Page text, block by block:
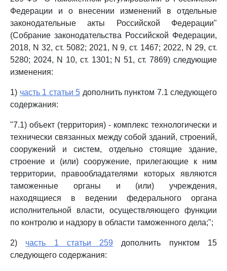
Федерации и о внесении изменений в отдельные
законодательные акты Российской Федерации"
(Собрание законодательства Российской Федерации,
2018, N 32, ст. 5082; 2021, N 9, ст. 1467; 2022, N 29, ст.
5280; 2024, N 10, ст. 1301; N 51, ст. 7869) следующие
изменения:
1) часть 1 статьи 5 дополнить пунктом 7.1 следующего
содержания:
"7.1) объект (территория) - комплекс технологически и
технически связанных между собой зданий, строений,
сооружений и систем, отдельно стоящие здание,
строение и (или) сооружение, прилегающие к ним
территории, правообладателями которых являются
таможенные органы и (или) учреждения,
находящиеся в ведении федерального органа
исполнительной власти, осуществляющего функции
по контролю и надзору в области таможенного дела;";
2) часть 1 статьи 259 дополнить пунктом 15
следующего содержания: